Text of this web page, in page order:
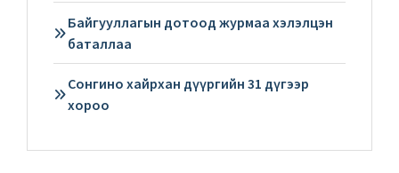
Байгууллагын дотоод журмаа хэлэлцэн
баталлаа
Сонгино хайрхан дүүргийн 31 дүгээр
хороо